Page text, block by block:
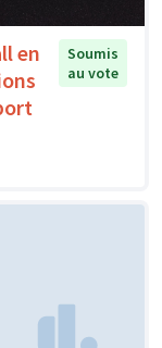
en
Soumis
au vote